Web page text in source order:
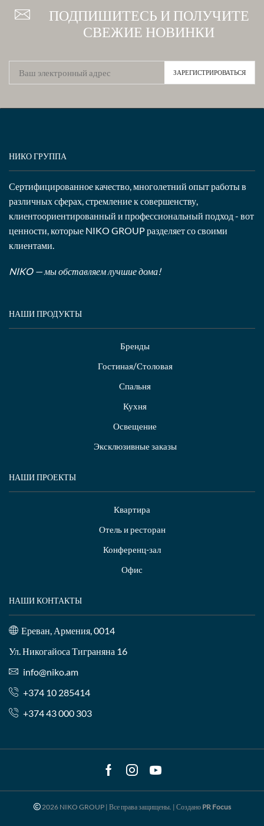
ПОДПИШИТЕСЬ И ПОЛУЧИТЕ
СВЕЖИЕ НОВИНКИ
НИКО ГРУППА
Сертифицированное качество, многолетний опыт работы в
различных сферах, стремление к совершенству,
клиентоориентированный и профессиональный подход - вот
ценности, которые NIKO GROUP разделяет со своими
клиентами.
NIKO — мы обставляем лучшие дома!
НАШИ ПРОДУКТЫ
Бренды
Гостиная/Столовая
Спальня
Кухня
Освещение
Эксклюзивные заказы
НАШИ ПРОЕКТЫ
Квартира
Отель и ресторан
Конференц-зал
Офис
НАШИ КОНТАКТЫ
Ереван, Армения, 0014
Ул. Никогайоса Тиграняна 16
info@niko.am
+374 10 285414
+374 43 000 303
Facebook
Instagram
Youtube
2026 NIKO GROUP | Все права защищены. | Создано PR Focus